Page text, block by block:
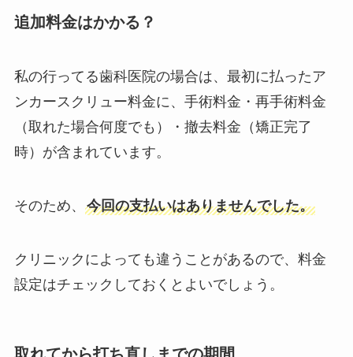
追加料金はかかる？
私の行ってる歯科医院の場合は、最初に払ったア
ンカースクリュー料金に、手術料金・再手術料金
（取れた場合何度でも）・撤去料金（矯正完了
時）が含まれています。
そのため、 今回の支払いはありませんでした。
クリニックによっても違うことがあるので、料金
設定はチェックしておくとよいでしょう。